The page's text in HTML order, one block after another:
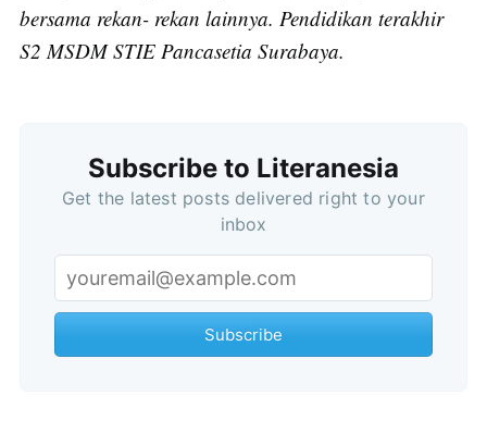
bersama rekan- rekan lainnya. Pendidikan terakhir
S2 MSDM STIE Pancasetia Surabaya.
Subscribe to Literanesia
Get the latest posts delivered right to your
inbox
Subscribe